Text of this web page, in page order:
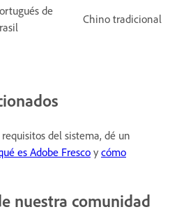
de
Chino tradicional
del sistema, dé un
es Adobe Fresco y cómo
nuestra comunidad